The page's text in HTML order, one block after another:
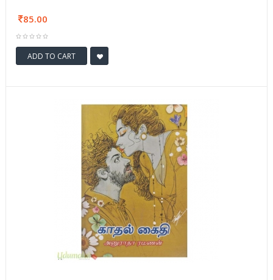
85.00
ADD TO CART